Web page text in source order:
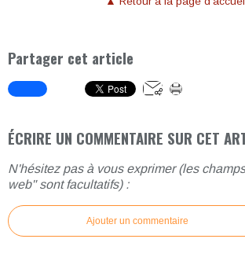
Partager cet article
ÉCRIRE UN COMMENTAIRE SUR CET
N'hésitez pas à vous exprimer (les
web" sont facultatifs) :
Ajouter un commentaire